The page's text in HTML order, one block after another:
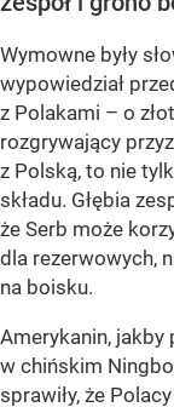
Wymowne były
wypowiedział
z Polakami – o
rozgrywający
z Polską, to nie
składu. Głębia
że Serb może
dla rezerwowych,
na boisku.
Amerykanin, jakby
w chińskim
sprawiły, że